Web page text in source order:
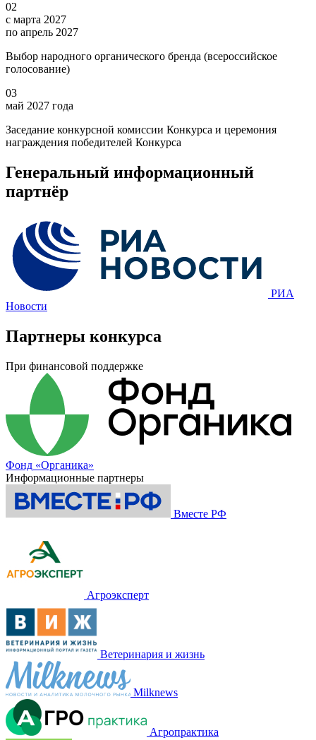
02
с марта 2027
по апрель 2027
Выбор народного органического бренда (всероссийское
голосование)
03
май 2027 года
Заседание конкурсной комиссии Конкурса и церемония
награждения победителей Конкурса
Генеральный информационный
партнёр
РИА
Новости
Партнеры конкурса
При финансовой поддержке
Фонд «Органика»
Информационные партнеры
Вместе РФ
Агроэксперт
Ветеринария и жизнь
Milknews
Агропрактика